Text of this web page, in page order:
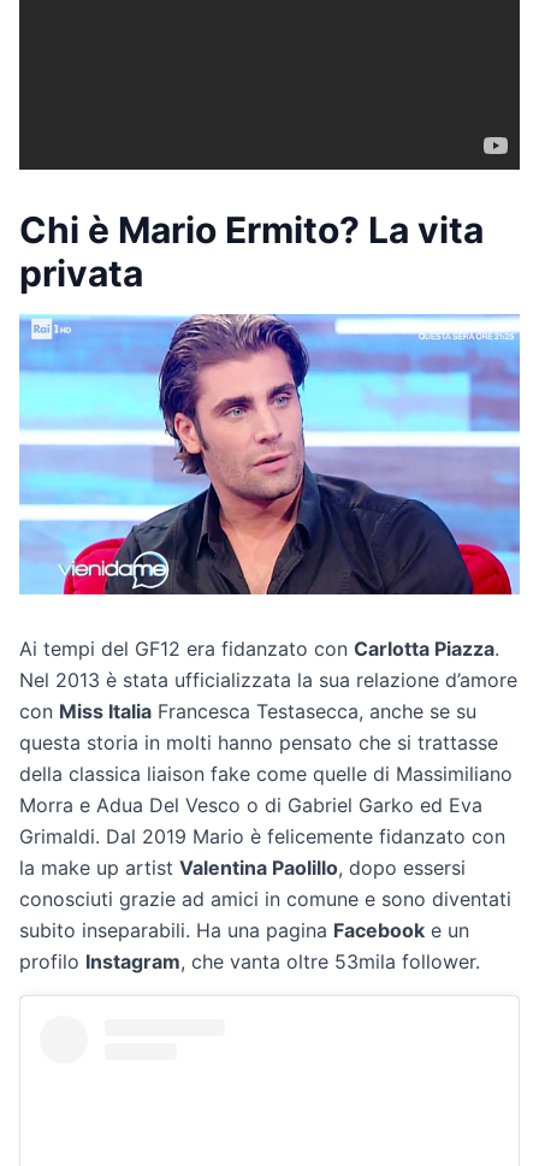
Chi è Mario Ermito? La vita
privata
Ai tempi del GF12 era fidanzato con Carlotta Piazza.
Nel 2013 è stata ufficializzata la sua relazione d’amore
con Miss Italia Francesca Testasecca, anche se su
questa storia in molti hanno pensato che si trattasse
della classica liaison fake come quelle di Massimiliano
Morra e Adua Del Vesco o di Gabriel Garko ed Eva
Grimaldi. Dal 2019 Mario è felicemente fidanzato con
la make up artist Valentina Paolillo, dopo essersi
conosciuti grazie ad amici in comune e sono diventati
subito inseparabili. Ha una pagina Facebook e un
profilo Instagram, che vanta oltre 53mila follower.